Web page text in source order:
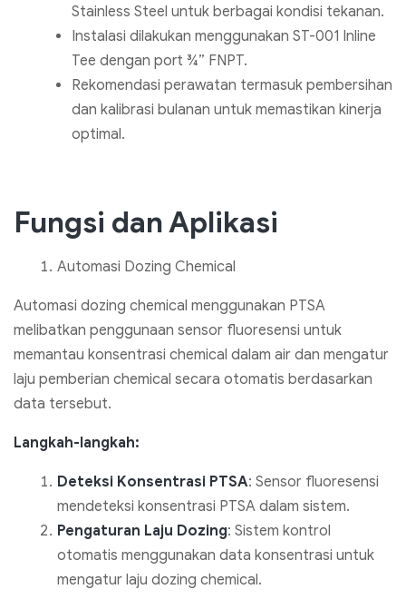
Stainless Steel untuk berbagai kondisi tekanan.
Instalasi dilakukan menggunakan ST-001 Inline
Tee dengan port ¾” FNPT.
Rekomendasi perawatan termasuk pembersihan
dan kalibrasi bulanan untuk memastikan kinerja
optimal.
Fungsi dan Aplikasi
Automasi Dozing Chemical
Automasi dozing chemical menggunakan PTSA
melibatkan penggunaan sensor fluoresensi untuk
memantau konsentrasi chemical dalam air dan mengatur
laju pemberian chemical secara otomatis berdasarkan
data tersebut.
Langkah-langkah:
Deteksi Konsentrasi PTSA: Sensor fluoresensi
mendeteksi konsentrasi PTSA dalam sistem.
Pengaturan Laju Dozing: Sistem kontrol
otomatis menggunakan data konsentrasi untuk
mengatur laju dozing chemical.